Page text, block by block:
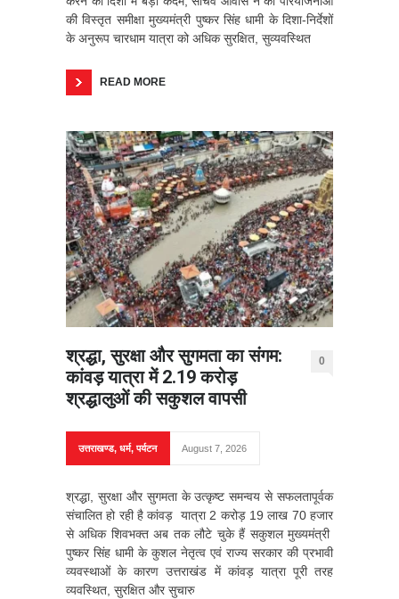
की विस्तृत समीक्षा मुख्यमंत्री पुष्कर सिंह धामी के दिशा-निर्देशों
के अनुरूप चारधाम यात्रा को अधिक सुरक्षित, सुव्यवस्थित
READ MORE
श्रद्धा, सुरक्षा और सुगमता का संगम:
कांवड़ यात्रा में 2.19 करोड़
श्रद्धालुओं की सकुशल वापसी
0
उत्तराखण्ड, धर्म,पर्यटन August 7, 2026
श्रद्धा, सुरक्षा और सुगमता के उत्कृष्ट समन्वय से सफलतापूर्वक
संचालित हो रही है कांवड़ यात्रा 2 करोड़ 19 लाख 70 हजार
से अधिक शिवभक्त अब तक लौटे चुके हैं सकुशल मुख्यमंत्री
पुष्कर सिंह धामी के कुशल नेतृत्व एवं राज्य सरकार की प्रभावी
व्यवस्थाओं के कारण उत्तराखंड में कांवड़ यात्रा पूरी तरह
व्यवस्थित, सुरक्षित और सुचारु